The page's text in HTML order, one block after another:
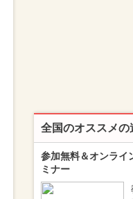
全国のオススメの
参加無料＆オンライ
ミナー